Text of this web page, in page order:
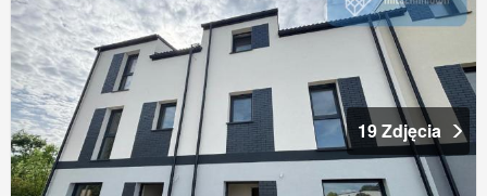
19 Zdjęcia